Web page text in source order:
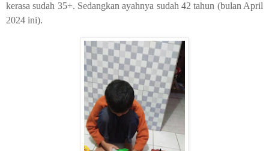
kerasa sudah 35+. Sedangkan ayahnya sudah 42 tahun (bulan April
2024 ini).